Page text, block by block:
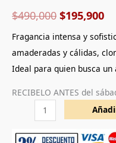
$490,000 $195,900
Fragancia intensa y
amaderadas y cálidas,
Ideal para quien busca
RECIBELO ANTES del